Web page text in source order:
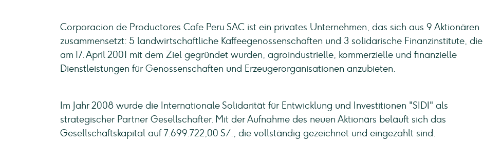
Corporacion de Productores Cafe Peru SAC ist ein privates Unternehmen, das sich aus 9 Aktionären
zusammensetzt: 5 landwirtschaftliche Kaffeegenossenschaften und 3 solidarische Finanzinstitute, die
am 17. April 2001 mit dem Ziel gegründet wurden, agroindustrielle, kommerzielle und finanzielle
Dienstleistungen für Genossenschaften und Erzeugerorganisationen anzubieten.
Im Jahr 2008 wurde die Internationale Solidarität für Entwicklung und Investitionen "SIDI" als
strategischer Partner Gesellschafter. Mit der Aufnahme des neuen Aktionärs beläuft sich das
Gesellschaftskapital auf 7.699.722,00 S/., die vollständig gezeichnet und eingezahlt sind.